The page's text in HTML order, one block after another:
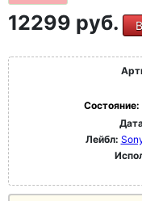
12299 руб.
Состояние:
Лейбл: